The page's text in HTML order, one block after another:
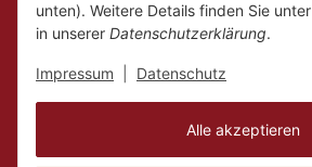
Alle akzeptieren
unten). Weitere Details finden Sie unter
in unserer Datenschutzerklärung.
Impressum Datenschutz